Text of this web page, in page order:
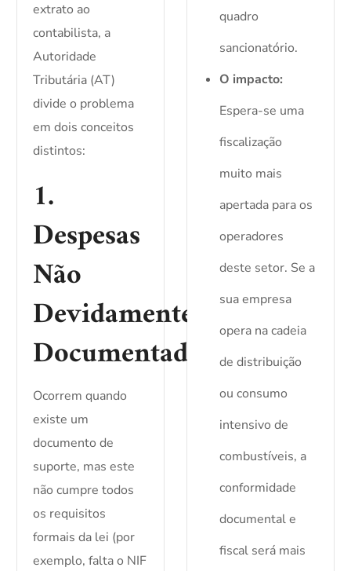
extrato ao
contabilista, a
Autoridade
Tributária (AT)
divide o problema
em dois conceitos
distintos:
1.
Despesas
Não
Devidamente
Documentadas
Ocorrem quando
existe um
documento de
suporte, mas este
não cumpre todos
os requisitos
formais da lei (por
exemplo, falta o NIF
quadro
sancionatório.
O impacto:
Espera-se uma
fiscalização
muito mais
apertada para os
operadores
deste setor. Se a
sua empresa
opera na cadeia
de distribuição
ou consumo
intensivo de
combustíveis, a
conformidade
documental e
fiscal será mais